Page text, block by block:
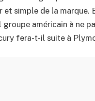
et simple de la
américain à ne
fera-t-il suite à